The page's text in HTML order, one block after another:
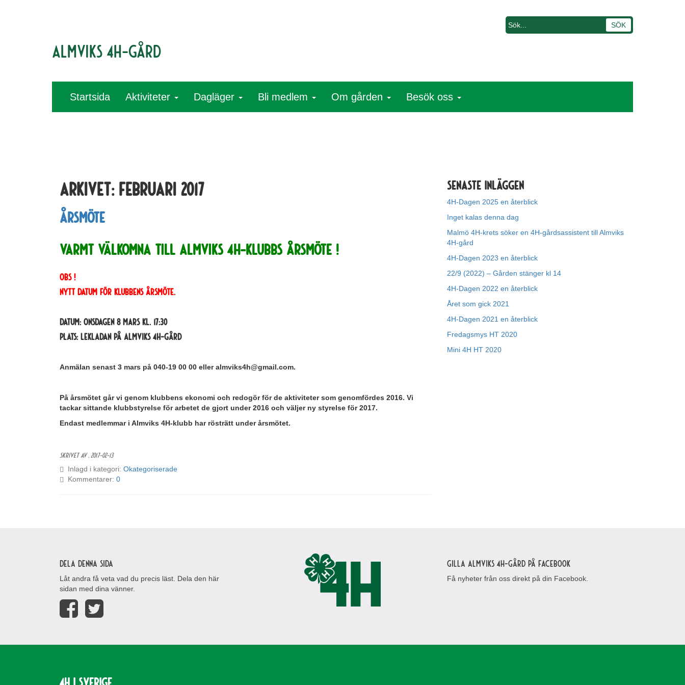
Almviks 4H-gård
Startsida Aktiviteter Dagläger Bli medlem Om gården Besök oss
Arkivet: februari 2017
Årsmöte
Varmt välkomna till Almviks 4H-klubbs årsmöte !
OBS !
Nytt datum för klubbens årsmöte.
Datum: Onsdagen 8 mars kl. 17:30
Plats: Lekladan på Almviks 4H-gård
Anmälan senast 3 mars på 040-19 00 00 eller almviks4h@gmail.com.
På årsmötet går vi genom klubbens ekonomi och redogör för de aktiviteter som genomfördes 2016. Vi
tackar sittande klubbstyrelse för arbetet de gjort under 2016 och väljer ny styrelse för 2017.
Endast medlemmar i Almviks 4H-klubb har rösträtt under årsmötet.
Skrivet av ,2017-02-13
Inlagd i kategori: Okategoriserade
Kommentarer: 0
Senaste inläggen
4H-Dagen 2025 en återblick
Inget kalas denna dag
Malmö 4H-krets söker en 4H-gårdsassistent till Almviks
4H-gård
4H-Dagen 2023 en återblick
22/9 (2022) – Gården stänger kl 14
4H-Dagen 2022 en återblick
Året som gick 2021
4H-Dagen 2021 en återblick
Fredagsmys HT 2020
Mini 4H HT 2020
Dela denna sida
Låt andra få veta vad du precis läst. Dela den här
sidan med dina vänner.
Gilla Almviks 4H-gård på Facebook
Få nyheter från oss direkt på din Facebook.
4H i Sverige